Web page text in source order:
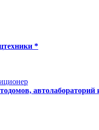
*
автолабораторий